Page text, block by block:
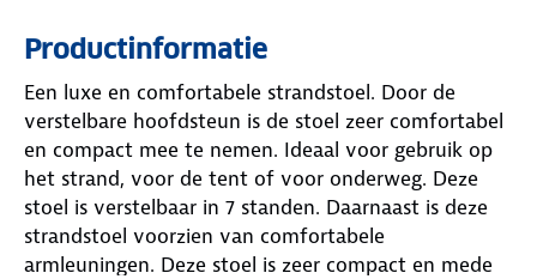
Productinformatie
Een luxe en comfortabele strandstoel. Door de
verstelbare hoofdsteun is de stoel zeer comfortabel
en compact mee te nemen. Ideaal voor gebruik op
het strand, voor de tent of voor onderweg. Deze
stoel is verstelbaar in 7 standen. Daarnaast is deze
strandstoel voorzien van comfortabele
armleuningen. Deze stoel is zeer compact en mede